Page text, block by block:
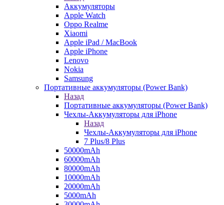
Аккумуляторы
Apple Watch
Oppo Realme
Xiaomi
Apple iPad / MacBook
Apple iPhone
Lenovo
Nokia
Samsung
Портативные аккумуляторы (Power Bank)
Назад
Портативные аккумуляторы (Power Bank)
Чехлы-Аккумуляторы для iPhone
Назад
Чехлы-Аккумуляторы для iPhone
7 Plus/8 Plus
50000mAh
60000mAh
80000mAh
10000mAh
20000mAh
5000mAh